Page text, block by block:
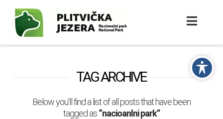
TAG ARCHIVE
Below you'll find a list of all posts that have been
tagged as“nacioanlni park”